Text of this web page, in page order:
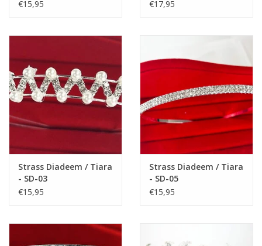
deze mooie feestjurkje te dragen.
€15,95
€17,95
Strass Diadeem / Tiara
- SD-03
€15,95
Strass Diadeem / Tiara
- SD-05
€15,95